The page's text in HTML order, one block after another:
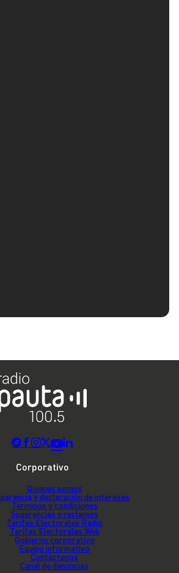
Corporativo
Quienes somos
y declaración de intereses
Términos y condiciones
Sugerencias y reclamos
Tarifas Electorales Radio
Tarifas Electorales Web
Gobierno corporativo
Equipo informativo
Contáctenos
Canal de denuncias